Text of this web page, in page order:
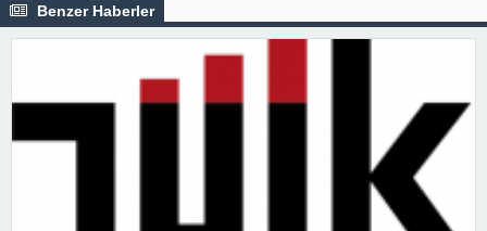
Benzer Haberler